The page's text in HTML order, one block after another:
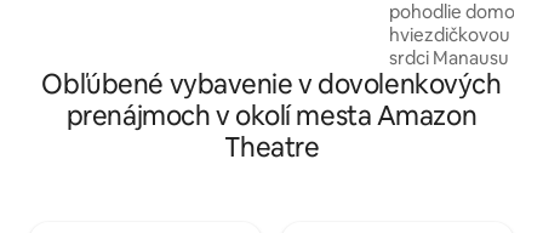
pohodlie domova
hviezdičkovou
srdci Manausu ✔ Priestranný a štýlový
apartmán, všetko
výhľad na most
internetové a
Obľúbené vybavenie v dovolenkových
prenájmoch v okolí mesta Amazon
Theatre